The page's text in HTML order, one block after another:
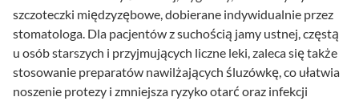
szczoteczki międzyzębowe, dobierane indywidualnie przez
stomatologa. Dla pacjentów z suchością jamy ustnej, częstą
u osób starszych i przyjmujących liczne leki, zaleca się także
stosowanie preparatów nawilżających śluzówkę, co ułatwia
noszenie protezy i zmniejsza ryzyko otarć oraz infekcji